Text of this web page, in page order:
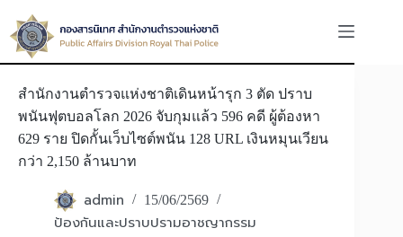
to
content
สำนักงานตำรวจแห่งชาติเดินหน้ารุก 3 ตัด ปราบ
พนันฟุตบอลโลก 2026 จับกุมแล้ว 596 คดี ผู้ต้องหา
629 ราย ปิดกั้นเว็บไซต์พนัน 128 URL เงินหมุนเวียน
กว่า 2,150 ล้านบาท
admin 15/06/2569
ป้องกันและปราบปรามอาชญากรรม